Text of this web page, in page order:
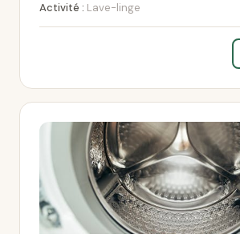
Activité : Lave-linge